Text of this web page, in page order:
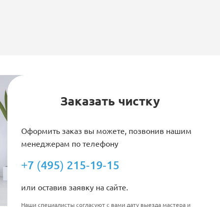
Заказать чистку
Оформить заказ вы можете, позвонив нашим
менеджерам по телефону
+7 (495) 215-19-15
или оставив заявку на сайте.
Наши специалисты согласуют с вами дату выезда мастера и